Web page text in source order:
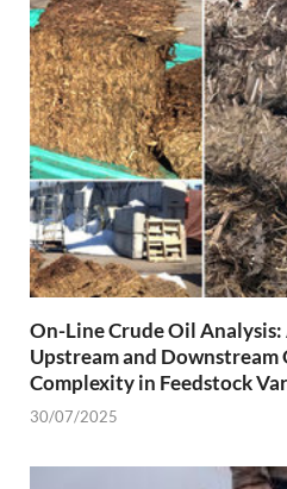
On-Line Crude Oil
Upstream and
Complexity in Feedstock
30/07/2025